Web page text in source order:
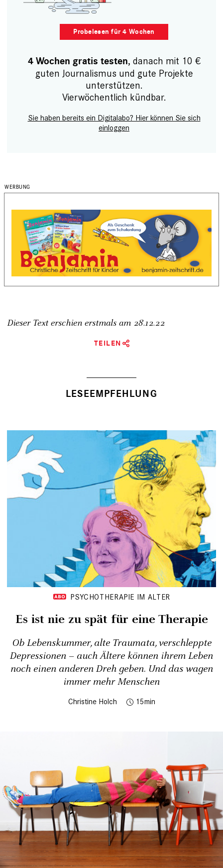
Probelesen für 4 Wochen
4 Wochen gratis testen, danach mit 10 €
guten Journalismus und gute Projekte
unterstützen.
Vierwöchentlich kündbar.
Sie haben bereits ein Digitalabo? Hier können Sie sich
einloggen
Dieser Text erschien erstmals am 28.12.22
TEILEN
LESEEMPFEHLUNG
PSYCHOTHERAPIE IM ALTER
Es ist nie zu spät für eine Therapie
Ob Lebenskummer, alte Traumata, verschleppte
Depressionen – auch Ältere können ihrem Leben
noch einen anderen Dreh geben. Und das wagen
immer mehr Menschen
Christine Holch 15